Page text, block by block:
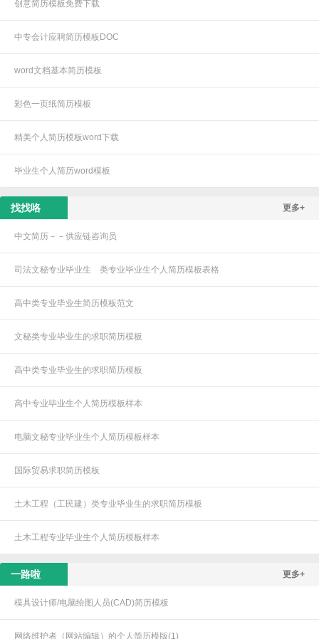
创意简历模板免费下载
中专会计应聘简历模板DOC
word文档基本简历模板
彩色一页纸简历模板
精美个人简历模板word下载
毕业生个人简历word模板
找找咯 更多+
中文简历－－供应链咨询员
司法文秘专业毕业生 类专业毕业生个人简历模板表格
高中类专业毕业生简历模板范文
文秘类专业毕业生的求职简历模板
高中类专业毕业生的求职简历模板
高中专业毕业生个人简历模板样本
电脑文秘专业毕业生个人简历模板样本
国际贸易求职简历模板
土木工程（工民建）类专业毕业生的求职简历模板
土木工程专业毕业生个人简历模板样本
一路啦 更多+
模具设计师/电脑绘图人员(CAD)简历模板
网络维护者（网站编辑）的个人简历模版(1)